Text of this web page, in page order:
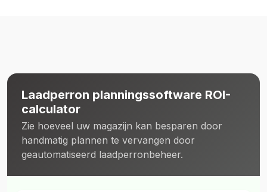
Laadperron planningssoftware ROI-
calculator
Zie hoeveel uw magazijn kan besparen door
handmatig plannen te vervangen door
geautomatiseerd laadperronbeheer.